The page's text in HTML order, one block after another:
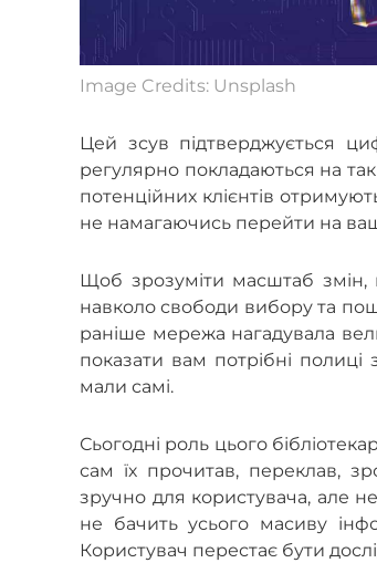
Image Credits: Unsplash
Цей зсув підтверджується
регулярно покладаються на так
потенційних клієнтів
не намагаючись перейти на
Щоб зрозуміти масштаб змін,
навколо свободи вибору та
раніше мережа нагадувала
показати вам потрібні
мали самі.
Сьогодні роль цього
сам їх прочитав, переклав,
зручно для користувача, але
не бачить усього масиву
Користувач перестає бути